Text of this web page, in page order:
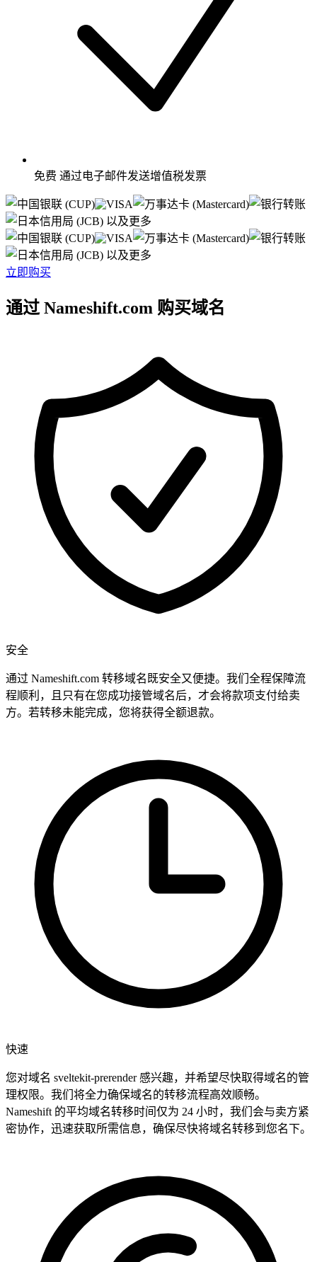
免费 通过电子邮件发送增值税发票
以及更多
以及更多
立即购买
通过 Nameshift.com 购买域名
安全
通过 Nameshift.com 转移域名既安全又便捷。我们全程保障流
程顺利，且只有在您成功接管域名后，才会将款项支付给卖
方。若转移未能完成，您将获得全额退款。
快速
您对域名 sveltekit-prerender 感兴趣，并希望尽快取得域名的管
理权限。我们将全力确保域名的转移流程高效顺畅。
Nameshift 的平均域名转移时间仅为 24 小时，我们会与卖方紧
密协作，迅速获取所需信息，确保尽快将域名转移到您名下。